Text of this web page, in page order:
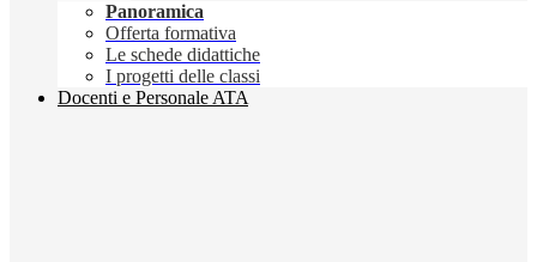
Panoramica
Offerta formativa
Le schede didattiche
I progetti delle classi
Docenti e Personale ATA